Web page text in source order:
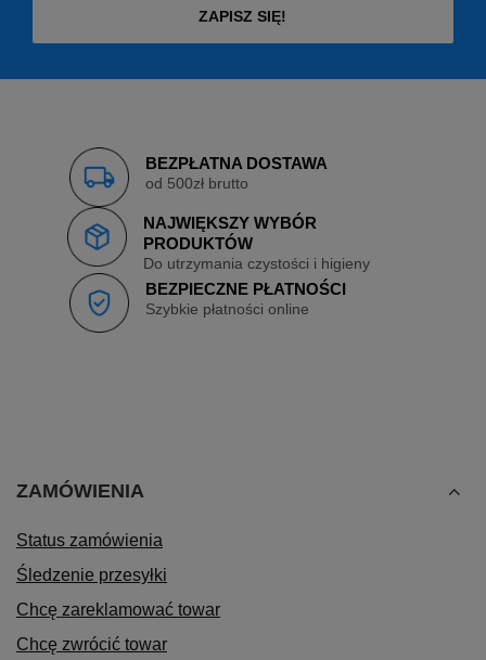
ZAPISZ SIĘ!
BEZPŁATNA DOSTAWA
od 500zł brutto
NAJWIĘKSZY WYBÓR
PRODUKTÓW
Do utrzymania czystości i higieny
BEZPIECZNE PŁATNOŚCI
Szybkie płatności online
ZAMÓWIENIA
Status zamówienia
Śledzenie przesyłki
Chcę zareklamować towar
Chcę zwrócić towar